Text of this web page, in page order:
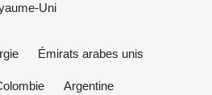
Uni
Émirats arabes unis
Argentine